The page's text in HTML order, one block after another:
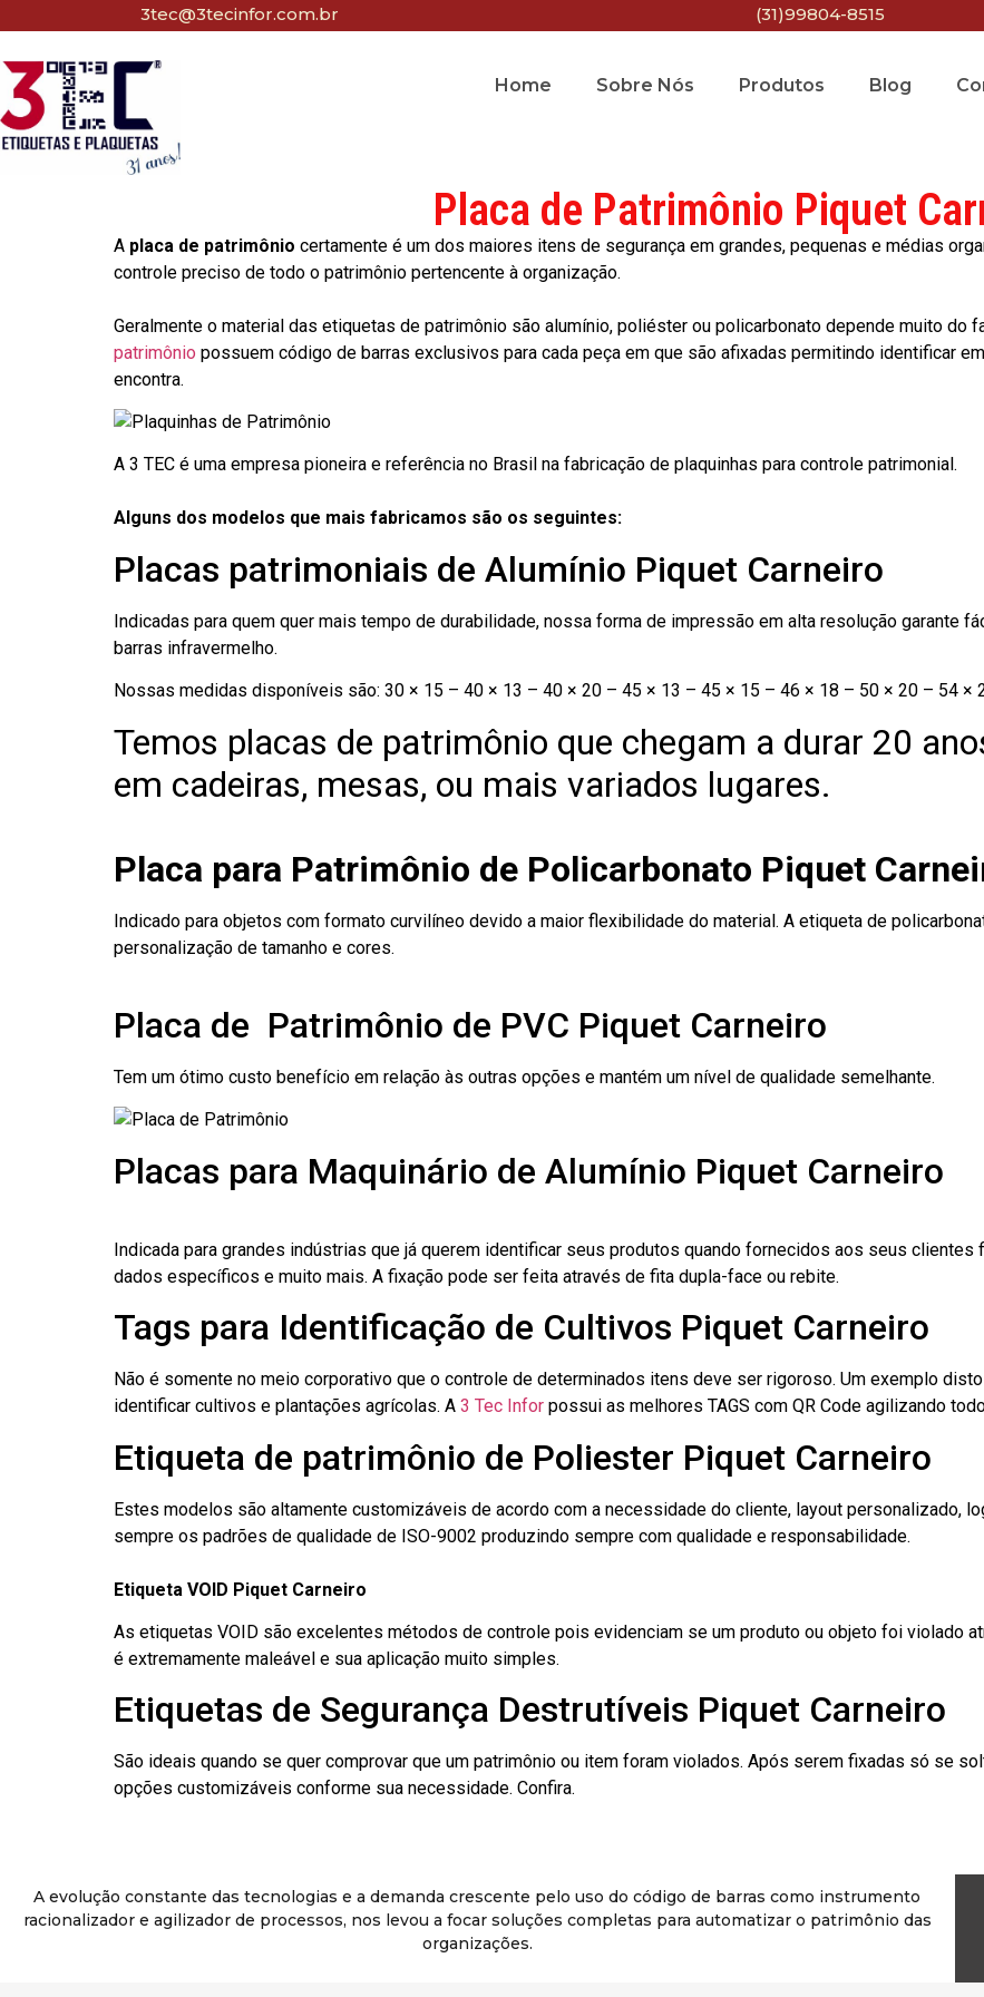
3tec@3tecinfor.com.br (31)99804-8515
Home Sobre Nós Produtos Blog
Placa de Patrimônio Piquet
A placa de patrimônio certamente é um dos maiores itens de segurança em grandes, pequenas e médias
controle preciso de todo o patrimônio pertencente à organização.
Geralmente o material das etiquetas de patrimônio são alumínio, poliéster ou policarbonato depende muito do
patrimônio possuem código de barras exclusivos para cada peça em que são afixadas permitindo identificar
encontra.
A 3 TEC é uma empresa pioneira e referência no Brasil na fabricação de plaquinhas para controle patrimonial.
Alguns dos modelos que mais fabricamos são os seguintes:
Placas patrimoniais de Alumínio Piquet Carneiro
Indicadas para quem quer mais tempo de durabilidade, nossa forma de impressão em alta resolução garante
barras infravermelho.
Nossas medidas disponíveis são: 30 × 15 – 40 × 13 – 40 × 20 – 45 × 13 – 45 × 15 – 46 × 18 – 50 × 20 – 54 ×
Temos placas de patrimônio que chegam a durar 20
em cadeiras, mesas, ou mais variados lugares.
Placa para Patrimônio de Policarbonato Piquet
Indicado para objetos com formato curvilíneo devido a maior flexibilidade do material. A etiqueta de
personalização de tamanho e cores.
Placa de Patrimônio de PVC Piquet Carneiro
Tem um ótimo custo benefício em relação às outras opções e mantém um nível de qualidade semelhante.
Placas para Maquinário de Alumínio Piquet Carneiro
Indicada para grandes indústrias que já querem identificar seus produtos quando fornecidos aos seus
dados específicos e muito mais. A fixação pode ser feita através de fita dupla-face ou rebite.
Tags para Identificação de Cultivos Piquet Carneiro
Não é somente no meio corporativo que o controle de determinados itens deve ser rigoroso. Um exemplo
identificar cultivos e plantações agrícolas. A 3 Tec Infor possui as melhores TAGS com QR Code agilizando
Etiqueta de patrimônio de Poliester Piquet Carneiro
Estes modelos são altamente customizáveis de acordo com a necessidade do cliente, layout personalizado,
sempre os padrões de qualidade de ISO-9002 produzindo sempre com qualidade e responsabilidade.
Etiqueta VOID Piquet Carneiro
As etiquetas VOID são excelentes métodos de controle pois evidenciam se um produto ou objeto foi violado
é extremamente maleável e sua aplicação muito simples.
Etiquetas de Segurança Destrutíveis Piquet Carneiro
São ideais quando se quer comprovar que um patrimônio ou item foram violados. Após serem fixadas só se
opções customizáveis conforme sua necessidade. Confira.
A evolução constante das tecnologias e a demanda crescente pelo uso do código de barras como instrumento
racionalizador e agilizador de processos, nos levou a focar soluções completas para automatizar o patrimônio das
organizações.